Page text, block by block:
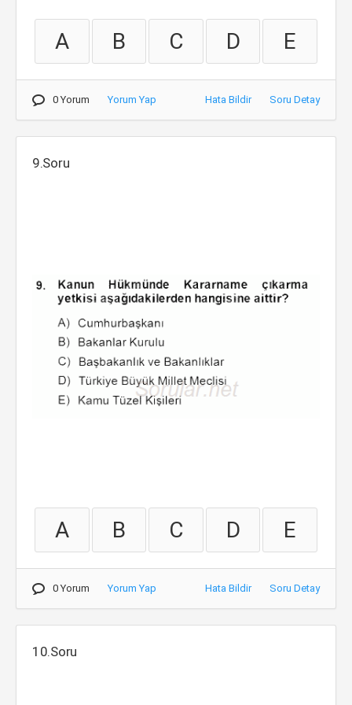
A B C D E
0 Yorum Yorum Yap Hata Bildir Soru Detay
9.Soru
A B C D E
0 Yorum Yorum Yap Hata Bildir Soru Detay
10.Soru